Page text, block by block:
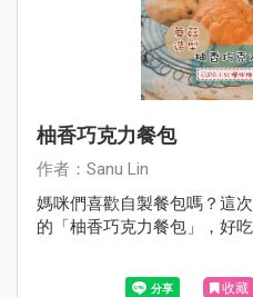
柚香巧克力餐包
作者：Sanu Lin
媽咪們喜歡自製餐包嗎？這
的「柚香巧克力餐包」，好
收藏